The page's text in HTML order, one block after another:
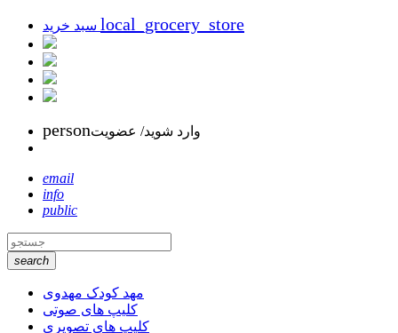
local_grocery_store
personوارد شوید/ عضویت
email
info
public
search
مهد کودک مهدوی
کلیپ های صوتی
کلیپ های تصویری